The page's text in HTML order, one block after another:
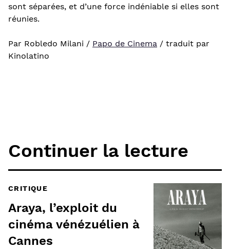
sont séparées, et d’une force indéniable si elles sont
réunies.
Par Robledo Milani / Papo de Cinema / traduit par
Kinolatino
Continuer la lecture
CRITIQUE
Araya, l’exploit du
cinéma vénézuélien à
Cannes